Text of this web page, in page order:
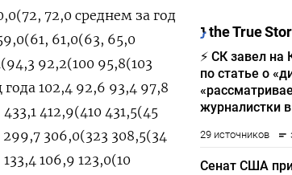
72,0 среднем за год
61,0(63, 65,0
92,2(100 95,8(103
102,4 92,6 93,4 97,8
412,9(410 431,5(45
306,0(323 308,5(34
106,9 123,0(10